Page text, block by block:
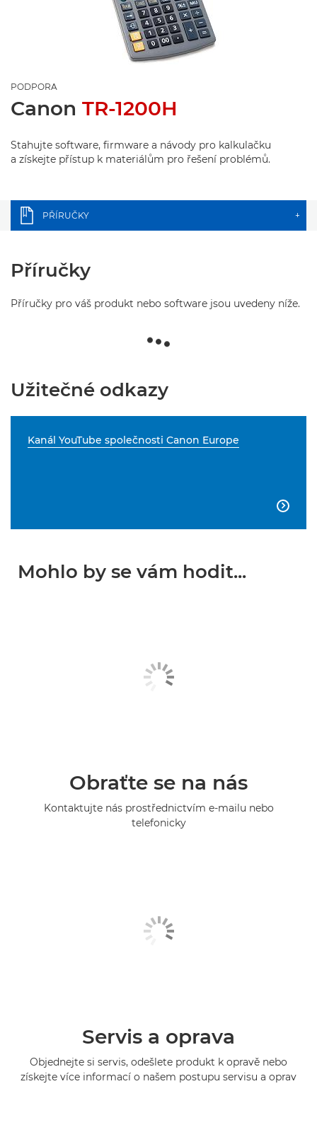
PODPORA
Canon TR-1200H
Stahujte software, firmware a návody pro kalkulačku
a získejte přístup k materiálům pro řešení problémů.
PŘÍRUČKY +
Příručky
Příručky pro váš produkt nebo software jsou uvedeny níže.
Užitečné odkazy
Kanál YouTube společnosti Canon Europe

Mohlo by se vám hodit...
Obraťte se na nás
Kontaktujte nás prostřednictvím e-mailu nebo
telefonicky
Servis a oprava
Objednejte si servis, odešlete produkt k opravě nebo
získejte více informací o našem postupu servisu a oprav